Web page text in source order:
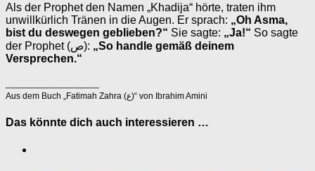
Als der Prophet den Namen „Khadija“ hörte, traten ihm
unwillkürlich Tränen in die Augen. Er sprach: „Oh Asma,
bist du deswegen geblieben?“ Sie sagte: „Ja!“ So sagte
der Prophet (ص): „So handle gemäß deinem
Versprechen.“
Aus dem Buch „Fatimah Zahra (ع)“ von Ibrahim Amini
Das könnte dich auch interessieren …